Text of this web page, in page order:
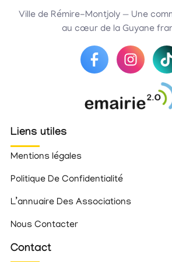
Ville de Rémire-Montjoly — Une
au cœur de la Guyane
Liens utiles
Mentions légales
Politique De Confidentialité
L’annuaire Des Associations
Nous Contacter
Contact